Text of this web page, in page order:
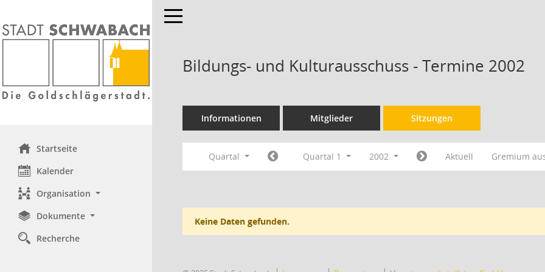
Startseite
Kalender
Organisation
Dokumente
Recherche
Toggle navigation
Bildungs- und Kulturausschuss - Termine 2002
Informationen Mitglieder Sitzungen
Quartal Quartal 1 2002 Aktuell Gremium
Keine Daten gefunden.